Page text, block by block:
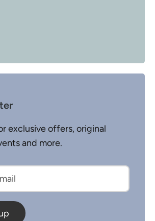
exclusive offers, original
and more.